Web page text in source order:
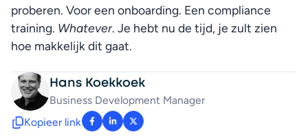
proberen. Voor een onboarding. Een compliance
training. Whatever. Je hebt nu de tijd, je zult zien
hoe makkelijk dit gaat.
Hans Koekkoek
Business Development Manager
Kopieer link
: facebook-f
: linkedin-in
: x-twitter